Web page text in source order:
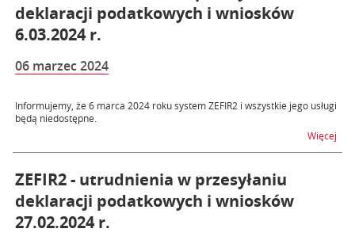
deklaracji podatkowych i wniosków
6.03.2024 r.
06 marzec 2024
Informujemy, że 6 marca 2024 roku system ZEFIR2 i wszystkie jego usługi
będą niedostępne.
Więcej
ZEFIR2 - utrudnienia w przesyłaniu
deklaracji podatkowych i wniosków
27.02.2024 r.